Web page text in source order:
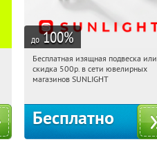
до 100%
02:36:36 Получили:
Россия
Бесплатная изящная подвеска или
скидка 500р. в сети ювелирных
магазинов SUNLIGHT
Бесплатно